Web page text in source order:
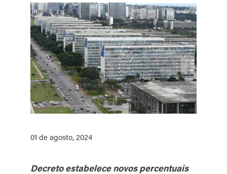
01 de agosto, 2024
Decreto estabelece novos percentuais